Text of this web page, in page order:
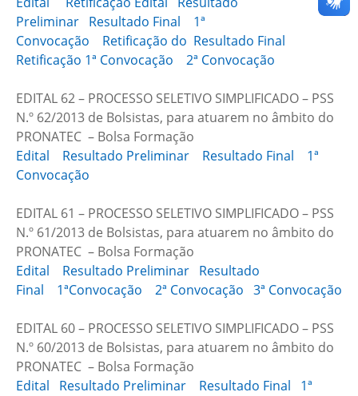
Preliminar Resultado Final
1ª
Convocação
Retificação do Resultado Final
Retificação 1ª Convocação
2ª Convocação
EDITAL 62 – PROCESSO SELETIVO SIMPLIFICADO – PSS
N.º 62/2013 de Bolsistas, para atuarem no âmbito do
PRONATEC – Bolsa Formação
Edital
Resultado Preliminar Resultado Final
1ª
Convocação
EDITAL 61 – PROCESSO SELETIVO SIMPLIFICADO – PSS
N.º 61/2013 de Bolsistas, para atuarem no âmbito do
PRONATEC – Bolsa Formação
Edital
Resultado Preliminar Resultado
Final
1ªConvocação 2ª Convocação 3ª Convocação
EDITAL 60 – PROCESSO SELETIVO SIMPLIFICADO – PSS
N.º 60/2013 de Bolsistas, para atuarem no âmbito do
PRONATEC – Bolsa Formação
Edital
Resultado Preliminar Resultado Final
1ª